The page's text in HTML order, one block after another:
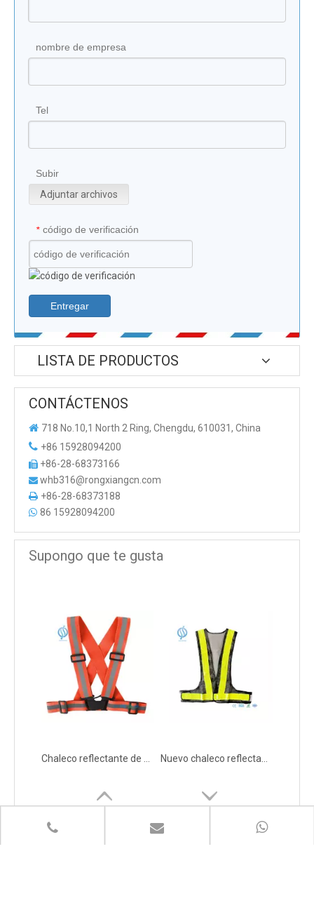
nombre de empresa
Tel
Subir
Adjuntar archivos
* código de verificación
Entregar
LISTA DE PRODUCTOS
CONTÁCTENOS
 718 No.10,1 North 2 Ring, Chengdu, 610031, China
 +86 15928094200
 +86-28-68373166
 whb316@rongxiangcn.com
 +86-28-68373188
 86 15928094200
Supongo que te gusta